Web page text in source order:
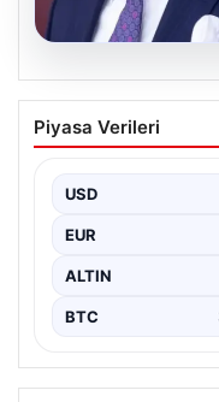
06.08.2026
Veli
tutuklandı
Piyasa Verileri
USD
EUR
ALTIN
BTC